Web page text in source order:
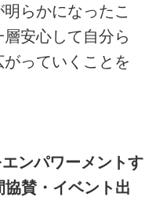
らかになったこ
安心して自分ら
っていくことを
ンパワーメントす
賛・イベント出